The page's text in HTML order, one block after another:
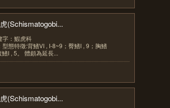
(Schismatogobi...
字：鰕虎科
型態特徵:背鰭VI , I-8~9；臀鰭I , 9；胸鰭
I , 5。 體頗為延長...
(Schismatogobi...